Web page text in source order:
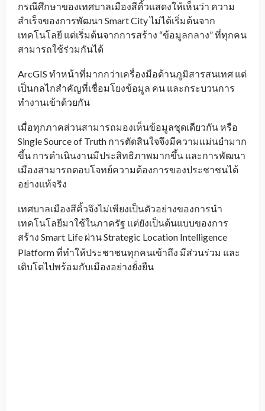
กรณีศึกษาของเทศบาลเมืองสีคิ้วแสดงให้เห็นว่า ความ
สำเร็จของการพัฒนา Smart City ไม่ได้เริ่มต้นจาก
เทคโนโลยี แต่เริ่มต้นจากการสร้าง “ข้อมูลกลาง” ที่ทุกคน
สามารถใช้ร่วมกันได้
ArcGIS ทำหน้าที่มากกว่าเครื่องมือด้านภูมิสารสนเทศ แต่
เป็นกลไกสำคัญที่เชื่อมโยงข้อมูล คน และกระบวนการ
ทำงานเข้าด้วยกัน
เมื่อทุกภาคส่วนสามารถมองเห็นข้อมูลชุดเดียวกัน หรือ
Single Source of Truth การตัดสินใจจึงมีความแม่นยำมาก
ขึ้น การดำเนินงานมีประสิทธิภาพมากขึ้น และการพัฒนา
เมืองสามารถตอบโจทย์ความต้องการของประชาชนได้
อย่างแท้จริง
เทศบาลเมืองสีคิ้วจึงไม่เพียงเป็นตัวอย่างของการนำ
เทคโนโลยีมาใช้ในภาครัฐ แต่ยังเป็นต้นแบบของการ
สร้าง Smart Life ผ่าน Strategic Location Intelligence
Platform ที่ทำให้ประชาชนทุกคนเข้าถึง มีส่วนร่วม และ
เติบโตไปพร้อมกับเมืองอย่างยั่งยืน